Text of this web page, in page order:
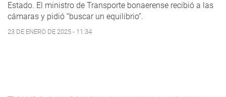
Estado. El ministro de Transporte bonaerense recibió a las
cámaras y pidió “buscar un equilibrio”.
23 DE ENERO DE 2025 - 11:34